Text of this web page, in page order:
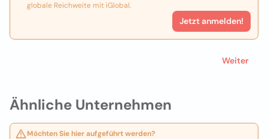
Ähnliche Unternehmen
Möchten Sie hier aufgeführt werden?
globale Reichweite mit iGlobal.
Jetzt anmelden!
Weiter